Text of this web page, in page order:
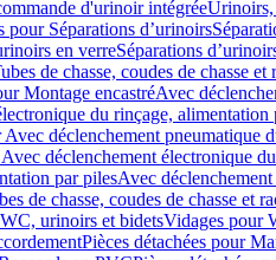
d'urinoir intégréeUrinoirs,
pour Séparations d’urinoirs
en verreSéparations
de chasse, coudes de chasse et
Montage encastréAvec
du rinçage, alimentation
Avec déclenchement pneumatique
déclenchement électronique
par pilesAvec
de chasse, coudes de chasse et
urinoirs et bidetsVidages pour
Pièces détachées pour